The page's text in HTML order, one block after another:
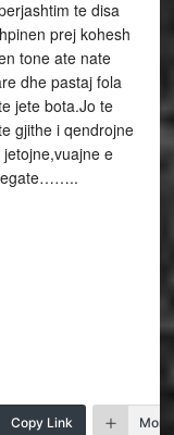
te disa
prej kohesh
tone ate nate
dhe pastaj fola
jete bota.Jo te
gjithe i qendrojne
e
Copy Link More